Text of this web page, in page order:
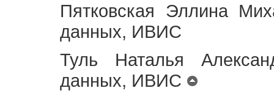
Пятковская Эллина
данных, ИВИС
Туль Наталья
данных, ИВИС